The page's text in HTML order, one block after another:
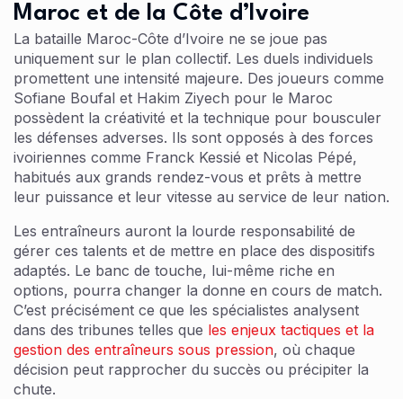
Maroc et de la Côte d’Ivoire
La bataille Maroc-Côte d’Ivoire ne se joue pas
uniquement sur le plan collectif. Les duels individuels
promettent une intensité majeure. Des joueurs comme
Sofiane Boufal et Hakim Ziyech pour le Maroc
possèdent la créativité et la technique pour bousculer
les défenses adverses. Ils sont opposés à des forces
ivoiriennes comme Franck Kessié et Nicolas Pépé,
habitués aux grands rendez-vous et prêts à mettre
leur puissance et leur vitesse au service de leur nation.
Les entraîneurs auront la lourde responsabilité de
gérer ces talents et de mettre en place des dispositifs
adaptés. Le banc de touche, lui-même riche en
options, pourra changer la donne en cours de match.
C’est précisément ce que les spécialistes analysent
dans des tribunes telles que les enjeux tactiques et la
gestion des entraîneurs sous pression, où chaque
décision peut rapprocher du succès ou précipiter la
chute.